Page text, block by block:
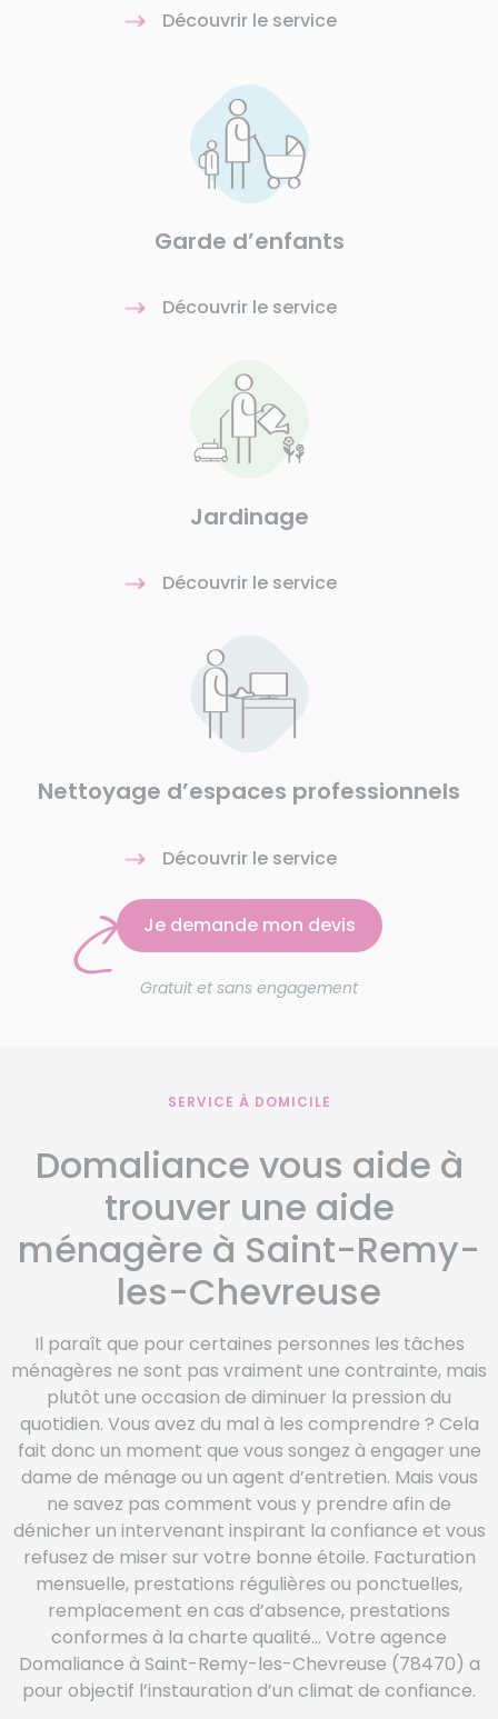
Découvrir le service
Garde d’enfants
Découvrir le service
Jardinage
Découvrir le service
Nettoyage d’espaces professionnels
Découvrir le service
Je demande mon devis
Gratuit et sans engagement
SERVICE À DOMICILE
Domaliance vous aide à
trouver une aide
ménagère à Saint-Remy-
les-Chevreuse
Il paraît que pour certaines personnes les tâches
ménagères ne sont pas vraiment une contrainte, mais
plutôt une occasion de diminuer la pression du
quotidien. Vous avez du mal à les comprendre ? Cela
fait donc un moment que vous songez à engager une
dame de ménage ou un agent d’entretien. Mais vous
ne savez pas comment vous y prendre afin de
dénicher un intervenant inspirant la confiance et vous
refusez de miser sur votre bonne étoile. Facturation
mensuelle, prestations régulières ou ponctuelles,
remplacement en cas d’absence, prestations
conformes à la charte qualité… Votre agence
Domaliance à Saint-Remy-les-Chevreuse (78470) a
pour objectif l’instauration d’un climat de confiance.